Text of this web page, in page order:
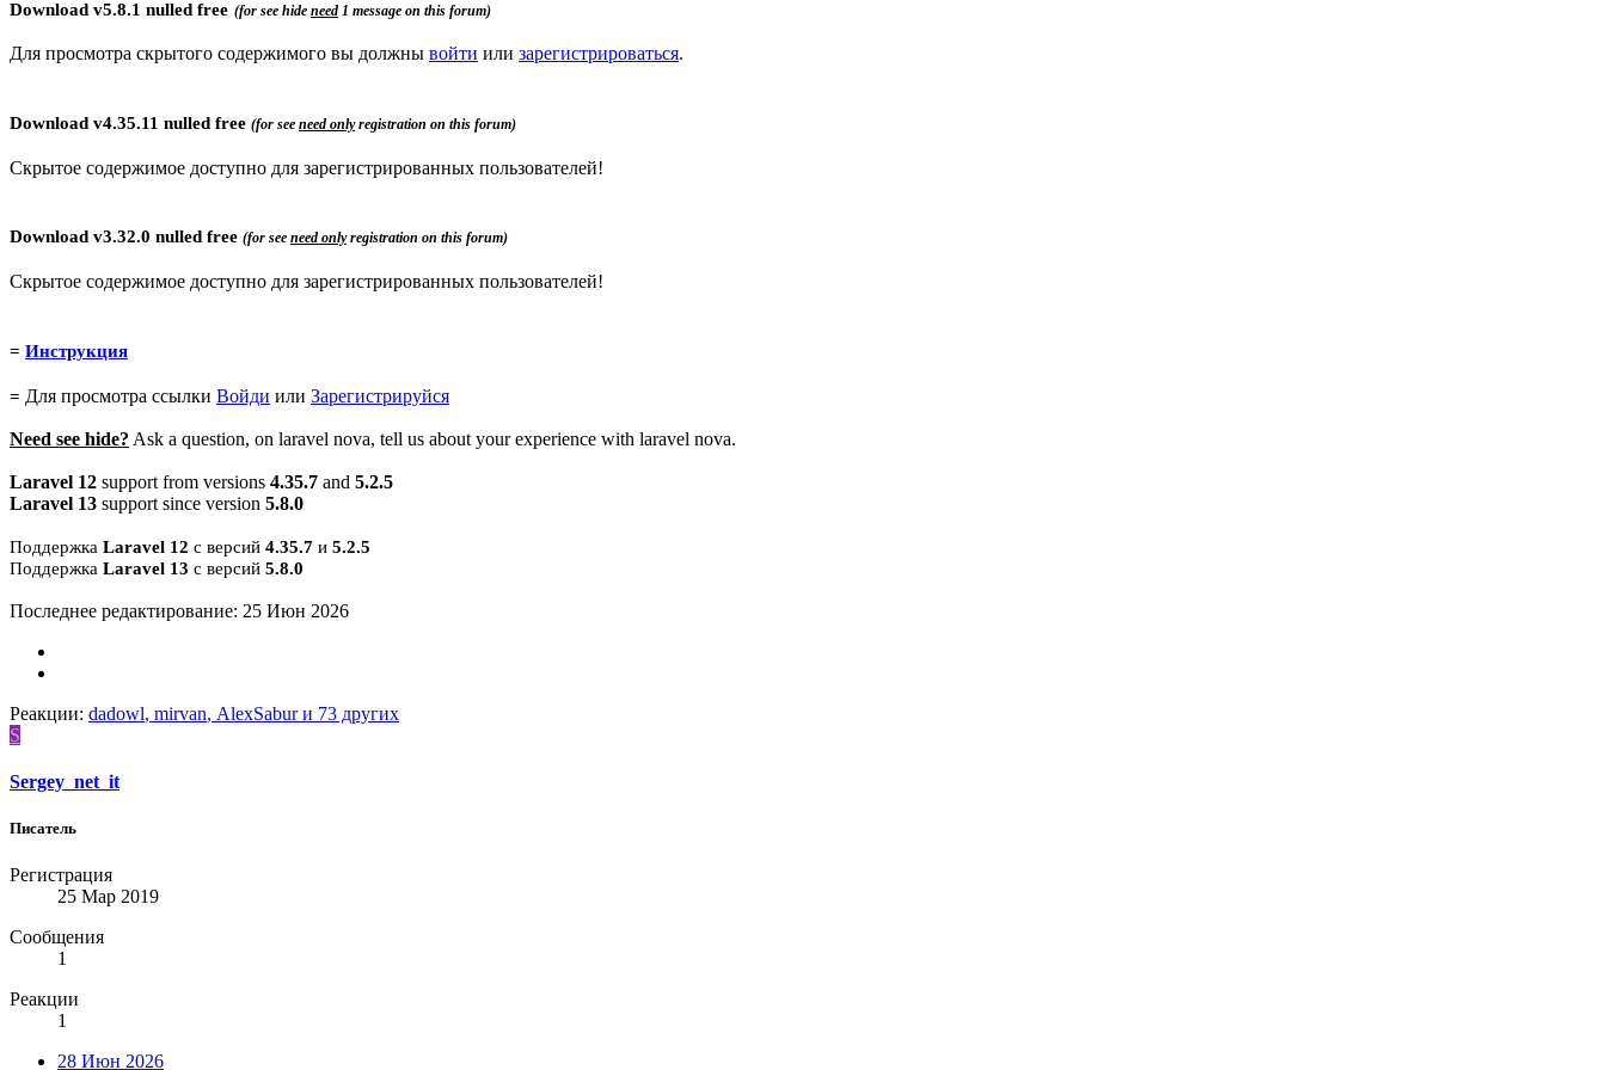
Download v5.8.1 nulled free (for see hide need 1 message on this forum)
Для просмотра скрытого содержимого вы должны войти или зарегистрироваться.
Download v4.35.11 nulled free (for see need onlyregistration on this forum)
Скрытое содержимое доступно для зарегистрированных пользователей!
Download v3.32.0 nulled free (for see need onlyregistration on this forum)
Скрытое содержимое доступно для зарегистрированных пользователей!
= Инструкция
= Для просмотра ссылки Войди или Зарегистрируйся
Need see hide? Ask a question, on laravel nova, tell us about your experience with laravel nova.
Laravel 12 support from versions 4.35.7 and 5.2.5
Laravel 13 support since version 5.8.0
Поддержка Laravel 12 с версий 4.35.7 и 5.2.5
Поддержка Laravel 13 с версий 5.8.0
Последнее редактирование: 25 Июн 2026
Реакции: dadowl, mirvan, AlexSaburи 73 других
S
Sergey_net_it
Писатель
Регистрация
25 Мар 2019
Сообщения
1
Реакции
1
28 Июн 2026